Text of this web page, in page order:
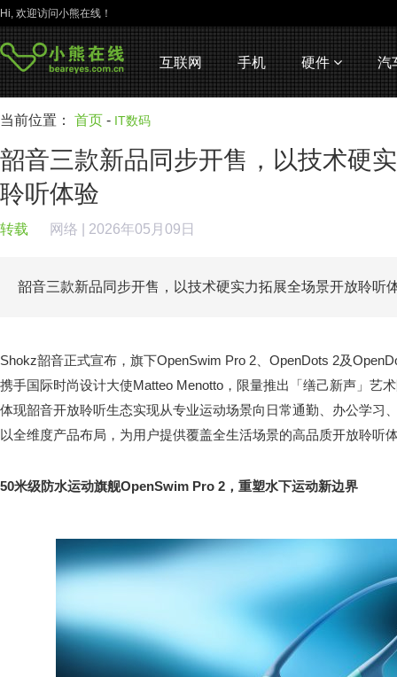
Hi, 欢迎访问小熊在线！
互联网 手机 硬件 汽
当前位置： 首页 - IT数码
韶音三款新品同步开售，以技术硬
聆听体验
转载 网络 | 2026年05月09日
韶音三款新品同步开售，以技术硬实力拓展全场景开放聆听
Shokz韶音正式宣布，旗下OpenSwim Pro 2、OpenDots 2及
携手国际时尚设计大使Matteo Menotto，限量推出「缮己新声」艺
体现韶音开放聆听生态实现从专业运动场景向日常通勤、办公学习
以全维度产品布局，为用户提供覆盖全生活场景的高品质开放聆听
50米级防水运动旗舰OpenSwim Pro 2，重塑水下运动新边界